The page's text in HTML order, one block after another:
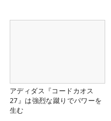
アディダス『コードカオス
27』は強烈な蹴りでパワーを
生む